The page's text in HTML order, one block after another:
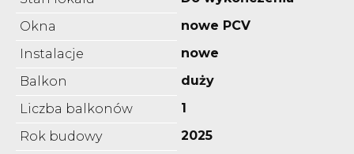
Okna
nowe PCV
Instalacje
nowe
Balkon
duży
Liczba balkonów
1
Rok budowy
2025